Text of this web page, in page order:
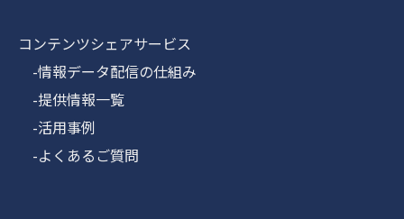
コンテンツシェアサービス
-情報データ配信の仕組み
-提供情報一覧
-活用事例
-よくあるご質問